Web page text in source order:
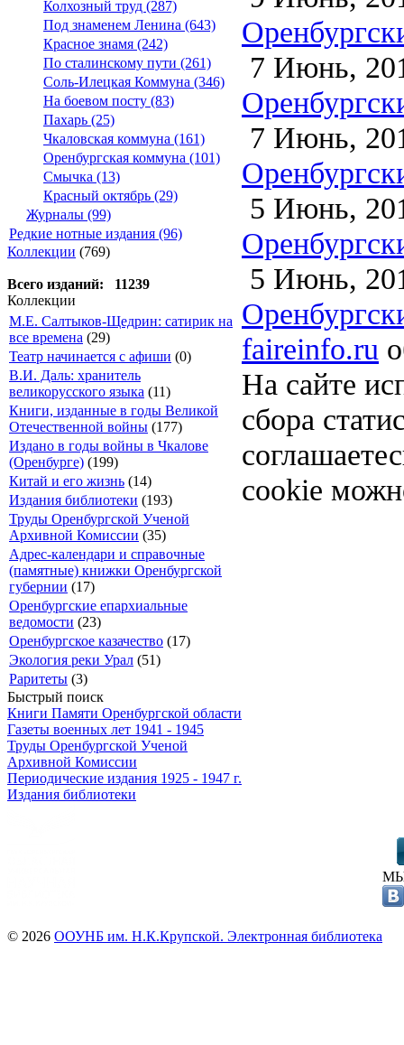
Колхозный труд (287)
Под знаменем Ленина (643)
Красное знамя (242)
По сталинскому пути (261)
Соль-Илецкая Коммуна (346)
На боевом посту (83)
Пахарь (25)
Чкаловская коммуна (161)
Оренбургская коммуна (101)
Смычка (13)
Красный октябрь (29)
Журналы (99)
Редкие нотные издания (96)
Коллекции (769)
Всего изданий: 11239
Коллекции
М.Е. Салтыков-Щедрин: сатирик на
все времена (29)
Театр начинается с афиши (0)
В.И. Даль: хранитель
великорусского языка (11)
Книги, изданные в годы Великой
Отечественной войны (177)
Издано в годы войны в Чкалове
(Оренбурге) (199)
Китай и его жизнь (14)
Издания библиотеки (193)
Труды Оренбургской Ученой
Архивной Комиссии (35)
Адрес-календари и справочные
(памятные) книжки Оренбургской
губернии (17)
Оренбургские епархиальные
ведомости (23)
Оренбургское казачество (17)
Экология реки Урал (51)
Раритеты (3)
Быстрый поиск
Книги Памяти Оренбургской области
Газеты военных лет 1941 - 1945
Труды Оренбургской Ученой
Архивной Комиссии
Периодические издания 1925 - 1947 г.
Издания библиотеки
7 Июнь,
7 Июнь,
5 Июнь,
5 Июнь,
faireinfo.ru
На сайте
сбора
cookie
© 2026 ООУНБ им. Н.К.Крупской. Электронная библиотека